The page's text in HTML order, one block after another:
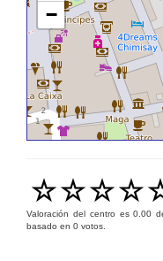
−
Valoración del centro es0.00
basado en 0 votos.